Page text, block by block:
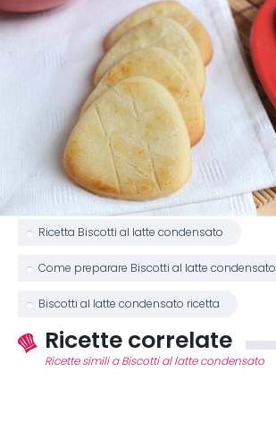
Ricetta Biscotti al latte condensato
Come preparare Biscotti al latte condensato
Biscotti al latte condensato ricetta
Ricette correlate
Ricette simili a Biscotti al latte condensato